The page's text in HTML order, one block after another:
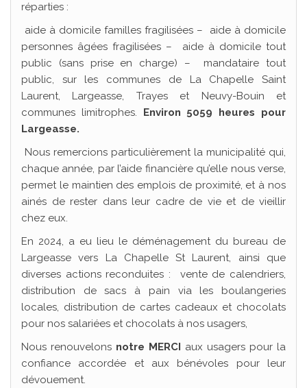
réparties :
aide à domicile familles fragilisées – aide à domicile
personnes âgées fragilisées – aide à domicile tout
public (sans prise en charge) – mandataire tout
public, sur les communes de La Chapelle Saint
Laurent, Largeasse, Trayes et Neuvy-Bouin et
communes limitrophes. Environ 5059 heures pour
Largeasse.
Nous remercions particulièrement la municipalité qui,
chaque année, par l’aide financière qu’elle nous verse,
permet le maintien des emplois de proximité, et à nos
ainés de rester dans leur cadre de vie et de vieillir
chez eux.
En 2024, a eu lieu le déménagement du bureau de
Largeasse vers La Chapelle St Laurent, ainsi que
diverses actions reconduites : vente de calendriers,
distribution de sacs à pain via les boulangeries
locales, distribution de cartes cadeaux et chocolats
pour nos salariées et chocolats à nos usagers,
Nous renouvelons notre MERCI aux usagers pour la
confiance accordée et aux bénévoles pour leur
dévouement.